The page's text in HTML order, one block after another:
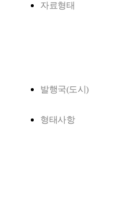
자료형태
발행국(도시)
형태사항